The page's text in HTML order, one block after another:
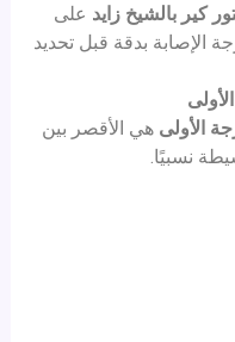
كير بالشيخ زايد على
الإصابة بدقة قبل تحديد
الأولى هي الأقصر بين
نسبيًا.